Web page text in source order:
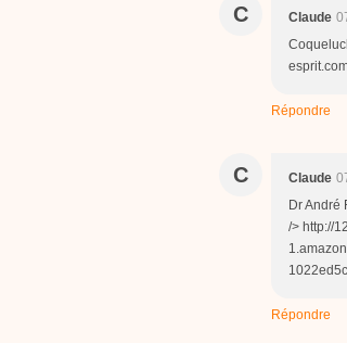
C Claude
Répondre
C Claude
Dr André
/> http://
Répondre